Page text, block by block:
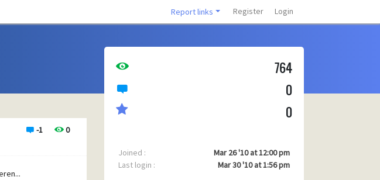
Report links Register Login
-1 0
764
0
0
Joined :
Mar 26 '10 at 12:00 pm
Last login :
Mar 30 '10 at 1:56 pm